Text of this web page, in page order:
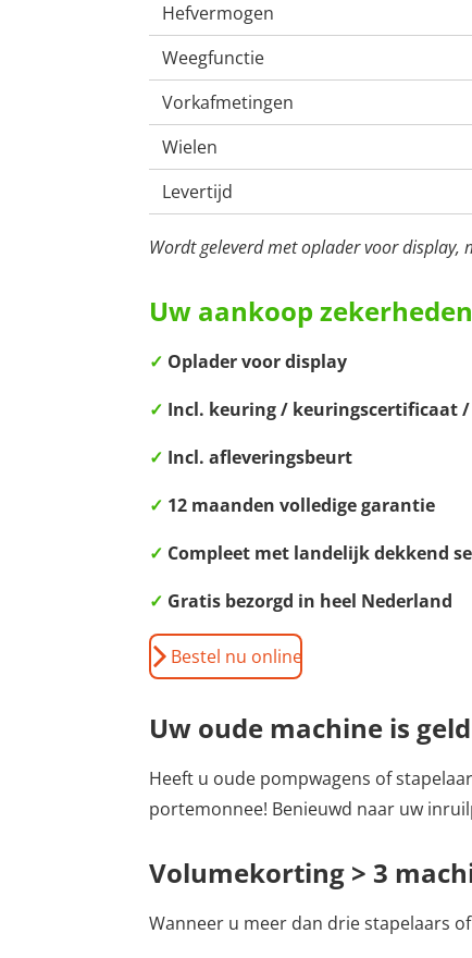
Hefvermogen
Weegfunctie
Vorkafmetingen
Wielen
Levertijd
Wordt geleverd met oplader voor display,
Uw aankoop zekerheden
✓ Oplader voor display
✓ Incl. keuring / keuringscertificaat /
✓ Incl. afleveringsbeurt
✓ 12 maanden volledige garantie
✓ Compleet met landelijk dekkend
✓ Gratis bezorgd in heel Nederland
Bestel nu online
Uw oude machine is
Heeft u oude pompwagens of
portemonnee! Benieuwd naar uw
Volumekorting > 3
Wanneer u meer dan drie stapelaars